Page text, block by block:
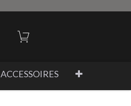
ACCESSOIRES